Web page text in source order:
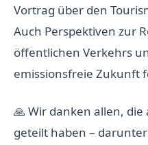
Vortrag über den
Auch Perspektiven zur
öffentlichen Verkehrs
emissionsfreie Zukunft
🙏 Wir danken allen, die
geteilt haben – darunter